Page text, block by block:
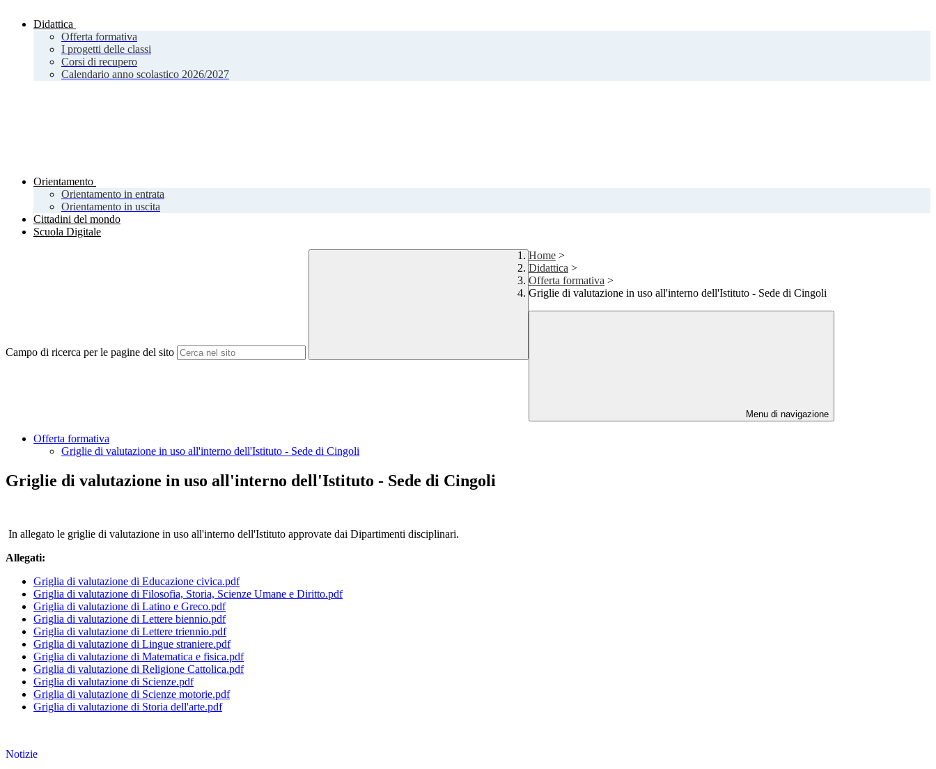
Didattica
Offerta formativa
I progetti delle classi
Corsi di recupero
Calendario anno scolastico 2026/2027
Orientamento
Orientamento in entrata
Orientamento in uscita
Cittadini del mondo
Scuola Digitale
Campo di ricerca per le pagine del sito
Home >
Didattica >
Offerta formativa >
Griglie di valutazione in uso all'interno dell'Istituto - Sede di Cingoli
Menu di navigazione
Offerta formativa
Griglie di valutazione in uso all'interno dell'Istituto - Sede di Cingoli
Griglie di valutazione in uso all'interno dell'Istituto - Sede di Cingoli
In allegato le griglie di valutazione in uso all'interno dell'Istituto approvate dai Dipartimenti disciplinari.
Allegati:
Griglia di valutazione di Educazione civica.pdf
Griglia di valutazione di Filosofia, Storia, Scienze Umane e Diritto.pdf
Griglia di valutazione di Latino e Greco.pdf
Griglia di valutazione di Lettere biennio.pdf
Griglia di valutazione di Lettere triennio.pdf
Griglia di valutazione di Lingue straniere.pdf
Griglia di valutazione di Matematica e fisica.pdf
Griglia di valutazione di Religione Cattolica.pdf
Griglia di valutazione di Scienze.pdf
Griglia di valutazione di Scienze motorie.pdf
Griglia di valutazione di Storia dell'arte.pdf
Notizie